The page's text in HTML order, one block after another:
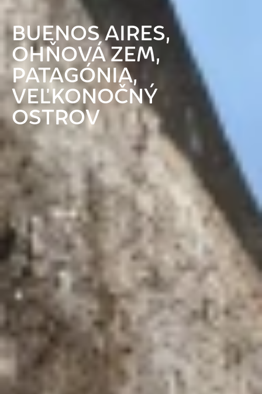
BUENOS AIRES,
OHŇOVÁ ZEM,
PATAGÓNIA,
VEĽKONOČNÝ
OSTROV